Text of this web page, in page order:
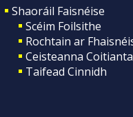
Shaoráil Faisnéise
Scéim Foilsithe
Rochtain ar
Ceisteanna Coitianta
Taifead Cinnidh